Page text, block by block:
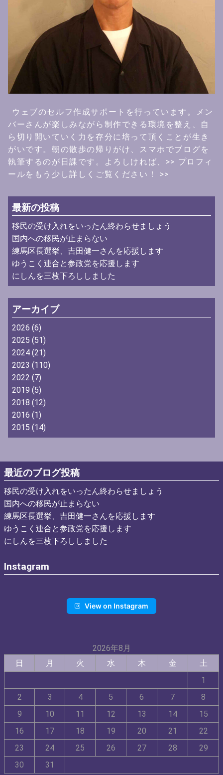
ウェブのセルフ作成サポートを行っています。メン
バーさんが楽しみながら制作できる環境を整え、自
ら切り開いていく力を存分に培って頂くことが生き
がいです。朝の散歩の帰りがけ、スマホでブログを
執筆するのが日課です。よろしければ、 >> プロフィ
ールをもう少し詳しくご覧ください！ >>
最新の投稿
移民の受け入れをいったん終わらせましょう
国内への移民が止まらない
練馬区長選挙、吉田健一さんを応援します
ゆうこく連合と参政党を応援します
にしんを三枚下ろししました
アーカイブ
2026 (6)
2025 (51)
2024 (21)
2023 (110)
2022 (7)
2019 (5)
2018 (12)
2016 (1)
2015 (14)
最近のブログ投稿
移民の受け入れをいったん終わらせましょう
国内への移民が止まらない
練馬区長選挙、吉田健一さんを応援します
ゆうこく連合と参政党を応援します
にしんを三枚下ろししました
Instagram
View on Instagram
2026年8月
日
月 火 水 木 金
土
1
2
3 4 5 6 7
8
9
10 11 12 13 14
15
16
17 18 19 20 21
22
23
24 25 26 27 28
29
30
31